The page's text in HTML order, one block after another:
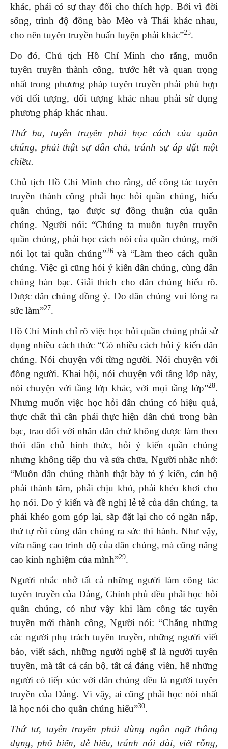
khác, phải có sự thay đổi cho thích hợp. Bởi vì đời
sống, trình độ đồng bào Mèo và Thái khác nhau,
cho nên tuyên truyền huấn luyện phải khác”25.
Do đó, Chủ tịch Hồ Chí Minh cho rằng, muốn
tuyên truyền thành công, trước hết và quan trọng
nhất trong phương pháp tuyên truyền phải phù hợp
với đối tượng, đối tượng khác nhau phải sử dụng
phương pháp khác nhau.
Thứ ba, tuyên truyền phải học cách của quần
chúng, phải thật sự dân chủ, tránh sự áp đặt một
chiều.
Chủ tịch Hồ Chí Minh cho rằng, để công tác tuyên
truyền thành công phải học hỏi quần chúng, hiểu
quần chúng, tạo được sự đồng thuận của quần
chúng. Người nói: “Chúng ta muốn tuyên truyền
quần chúng, phải học cách nói của quần chúng, mới
nói lọt tai quần chúng”26và “Làm theo cách quần
chúng. Việc gì cũng hỏi ý kiến dân chúng, cùng dân
chúng bàn bạc. Giải thích cho dân chúng hiểu rõ.
Được dân chúng đồng ý. Do dân chúng vui lòng ra
sức làm”27.
Hồ Chí Minh chỉ rõ việc học hỏi quần chúng phải sử
dụng nhiều cách thức “Có nhiều cách hỏi ý kiến dân
chúng. Nói chuyện với từng người. Nói chuyện với
đông người. Khai hội, nói chuyện với tầng lớp này,
nói chuyện với tầng lớp khác, với mọi tầng lớp”28.
Nhưng muốn việc học hỏi dân chúng có hiệu quả,
thực chất thì cần phải thực hiện dân chủ trong bàn
bạc, trao đổi với nhân dân chứ không được làm theo
thói dân chủ hình thức, hỏi ý kiến quần chúng
nhưng không tiếp thu và sửa chữa, Người nhắc nhở:
“Muốn dân chúng thành thật bày tỏ ý kiến, cán bộ
phải thành tâm, phải chịu khó, phải khéo khơi cho
họ nói. Do ý kiến và đề nghị lẻ tẻ của dân chúng, ta
phải khéo gom góp lại, sắp đặt lại cho có ngăn nắp,
thứ tự rồi cùng dân chúng ra sức thi hành. Như vậy,
vừa nâng cao trình độ của dân chúng, mà cũng nâng
cao kinh nghiệm của mình”29.
Người nhắc nhở tất cả những người làm công tác
tuyên truyền của Đảng, Chính phủ đều phải học hỏi
quần chúng, có như vậy khi làm công tác tuyên
truyền mới thành công, Người nói: “Chẳng những
các người phụ trách tuyên truyền, những người viết
báo, viết sách, những người nghệ sĩ là người tuyên
truyền, mà tất cả cán bộ, tất cả đảng viên, hễ những
người có tiếp xúc với dân chúng đều là người tuyên
truyền của Đảng. Vì vậy, ai cũng phải học nói nhất
là học nói cho quần chúng hiểu”30.
Thứ tư, tuyên truyền phải dùng ngôn ngữ thông
dụng, phổ biến, dễ hiểu, tránh nói dài, viết rỗng,